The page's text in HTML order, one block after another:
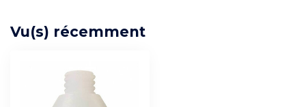
Vu(s) récemment